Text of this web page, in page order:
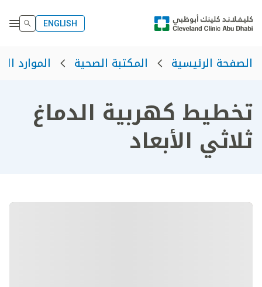
ENGLISH
الصفحة الرئيسية المكتبة الصحية الموارد
تخطيط كهربية الدماغ
ثلاثي الأبعاد